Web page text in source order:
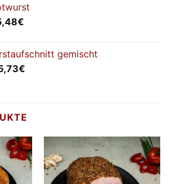
4,75€
€
5,48€
gemischt
€